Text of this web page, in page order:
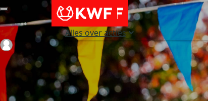
Alles over acties
Login